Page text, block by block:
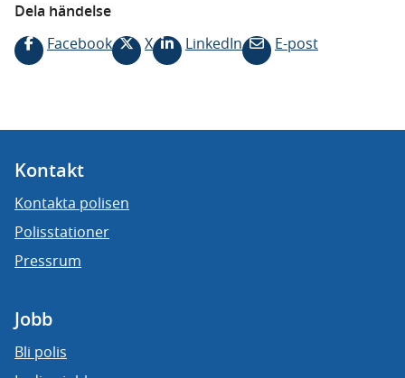
Dela händelse
Facebook
X LinkedIn E-post
Kontakt
Kontakta polisen
Polisstationer
Pressrum
Jobb
Bli polis